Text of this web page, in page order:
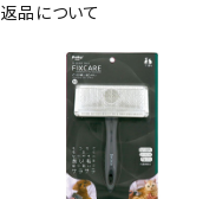
返品について